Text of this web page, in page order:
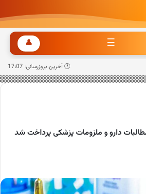
☰
👤
🕐 آخرین بروزرسانی: 17:07
مطالبات دارو و ملزومات پزشکی پرداخت شد